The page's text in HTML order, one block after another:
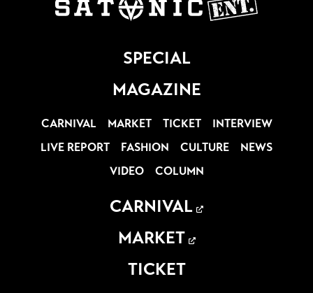
SPECIAL
MAGAZINE
CARNIVAL MARKET TICKET
INTERVIEW
LIVE REPORT
FASHION CULTURE
NEWS
VIDEO
COLUMN
CARNIVAL
MARKET
TICKET